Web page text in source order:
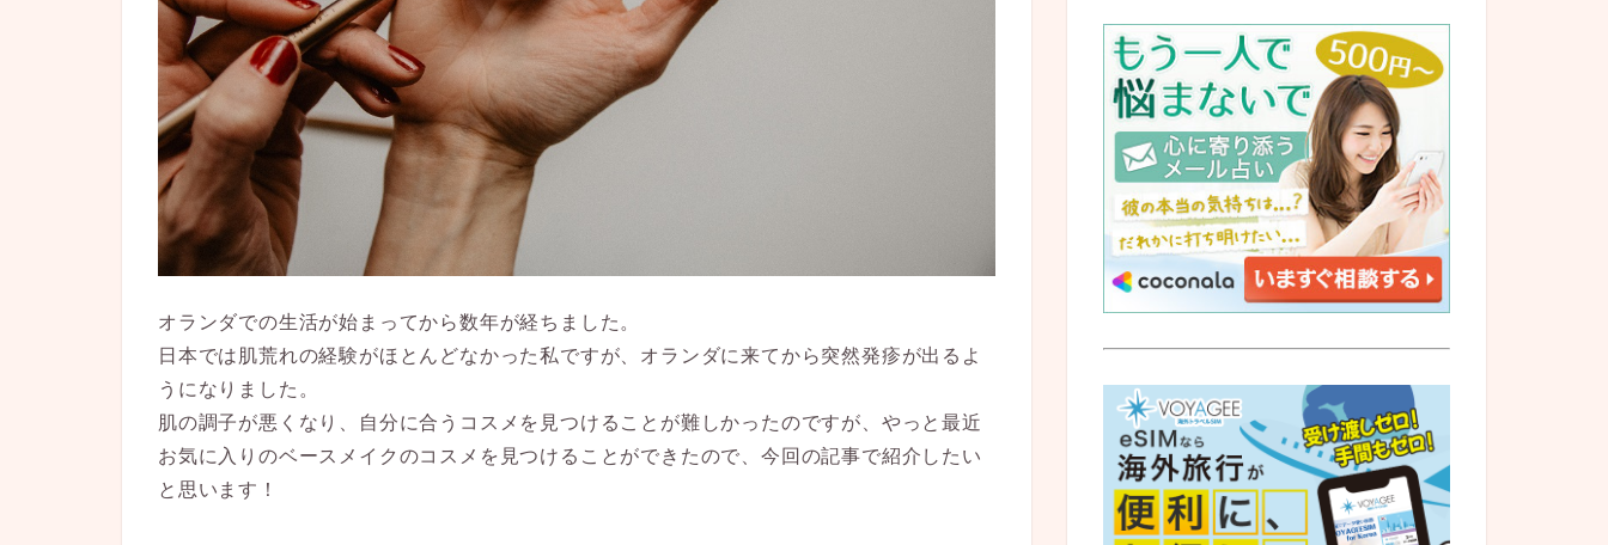
オランダでの生活が始まってから数年が経ちました。
日本では肌荒れの経験がほとんどなかった私ですが、オランダに来てから突然発疹が出るよ
うになりました。
肌の調子が悪くなり、自分に合うコスメを見つけることが難しかったのですが、やっと最近
お気に入りのベースメイクのコスメを見つけることができたので、今回の記事で紹介したい
と思います！